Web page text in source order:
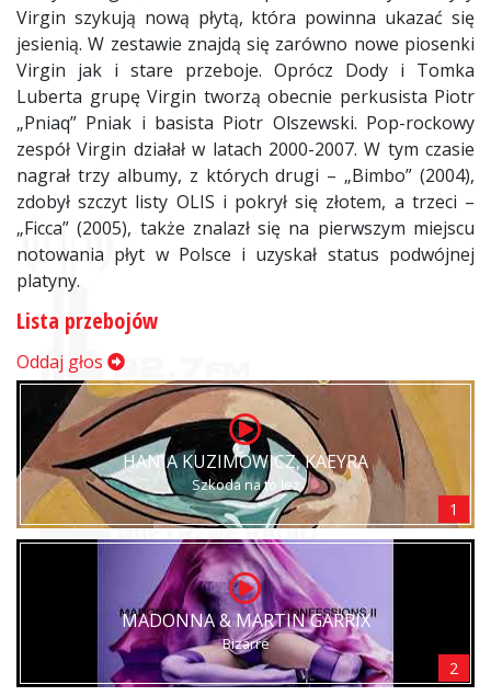
Virgin szykują nową płytą, która powinna ukazać się
jesienią. W zestawie znajdą się zarówno nowe piosenki
Virgin jak i stare przeboje. Oprócz Dody i Tomka
Luberta grupę Virgin tworzą obecnie perkusista Piotr
„Pniaq” Pniak i basista Piotr Olszewski. Pop-rockowy
zespół Virgin działał w latach 2000-2007. W tym czasie
nagrał trzy albumy, z których drugi – „Bimbo” (2004),
zdobył szczyt listy OLIS i pokrył się złotem, a trzeci –
„Ficca” (2005), także znalazł się na pierwszym miejscu
notowania płyt w Polsce i uzyskał status podwójnej
platyny.
Lista przebojów
Oddaj głos
HANIA KUZIMOWICZ, KAEYRA
Szkoda na to łez
1
MADONNA & MARTIN GARRIX
Bizarre
2